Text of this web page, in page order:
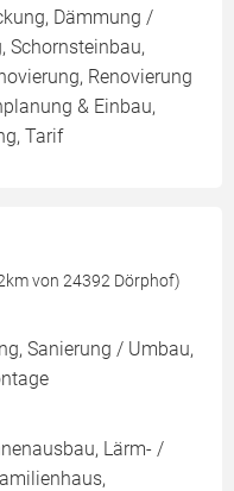
Dämmung /
Schornsteinbau,
Renovierung
& Einbau,
Tarif
von 24392 Dörphof)
Sanierung / Umbau,
Lärm- /